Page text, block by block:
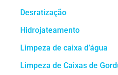
Desratização
Hidrojateamento
Limpeza de caixa d’água
Limpeza de Caixas de